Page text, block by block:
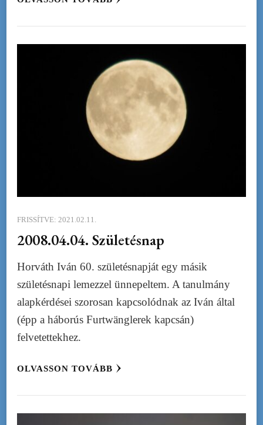
FRISSÍTVE: 2021.02.11.
2008.04.04. Születésnap
Horváth Iván 60. születésnapját egy másik
születésnapi lemezzel ünnepeltem. A tanulmány
alapkérdései szorosan kapcsolódnak az Iván által
(épp a háborús Furtwänglerek kapcsán)
felvetettekhez.
OLVASSON TOVÁBB